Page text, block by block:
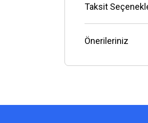
Taksit
Önerileriniz